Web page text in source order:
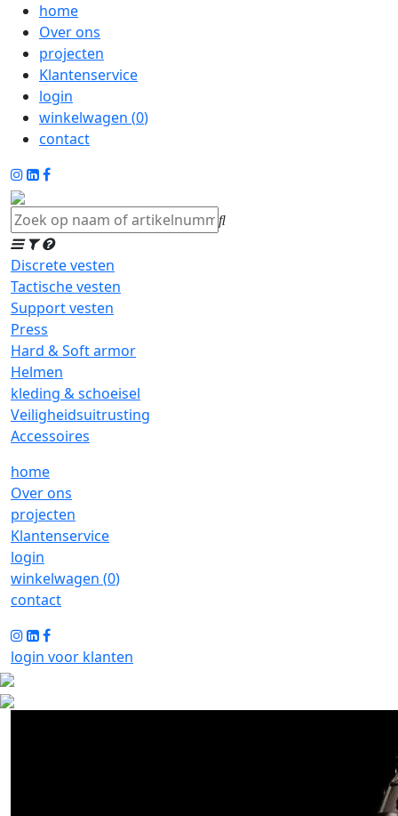
home
Over ons
projecten
Klantenservice
login
winkelwagen (0)
contact
Discrete vesten
Tactische vesten
Support vesten
Press
Hard & Soft armor
Helmen
kleding & schoeisel
Veiligheidsuitrusting
Accessoires
home
Over ons
projecten
Klantenservice
login
winkelwagen (0)
contact
login voor klanten